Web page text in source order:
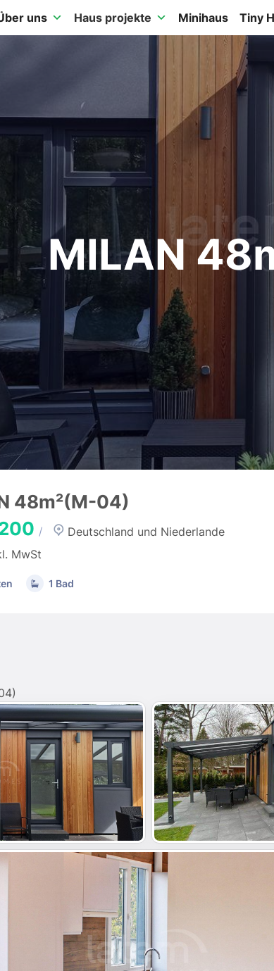
uns Haus projekte Minihaus Tiny
MILAN
48m²(M-04)
/
Deutschland und Niederlande
MwSt
1 Bad